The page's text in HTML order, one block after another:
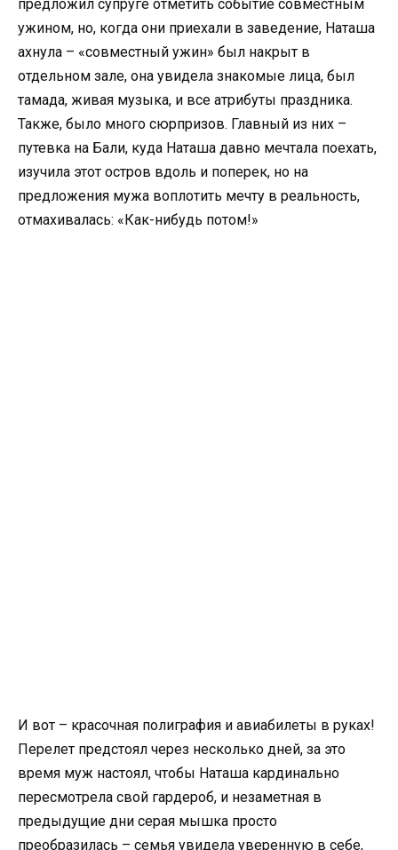
предложил супруге отметить событие совместным
ужином, но, когда они приехали в заведение, Наташа
ахнула – «совместный ужин» был накрыт в
отдельном зале, она увидела знакомые лица, был
тамада, живая музыка, и все атрибуты праздника.
Также, было много сюрпризов. Главный из них –
путевка на Бали, куда Наташа давно мечтала поехать,
изучила этот остров вдоль и поперек, но на
предложения мужа воплотить мечту в реальность,
отмахивалась: «Как-нибудь потом!»
И вот – красочная полиграфия и авиабилеты в руках!
Перелет предстоял через несколько дней, за это
время муж настоял, чтобы Наташа кардинально
пересмотрела свой гардероб, и незаметная в
предыдущие дни серая мышка просто
преобразилась – семья увидела уверенную в себе,